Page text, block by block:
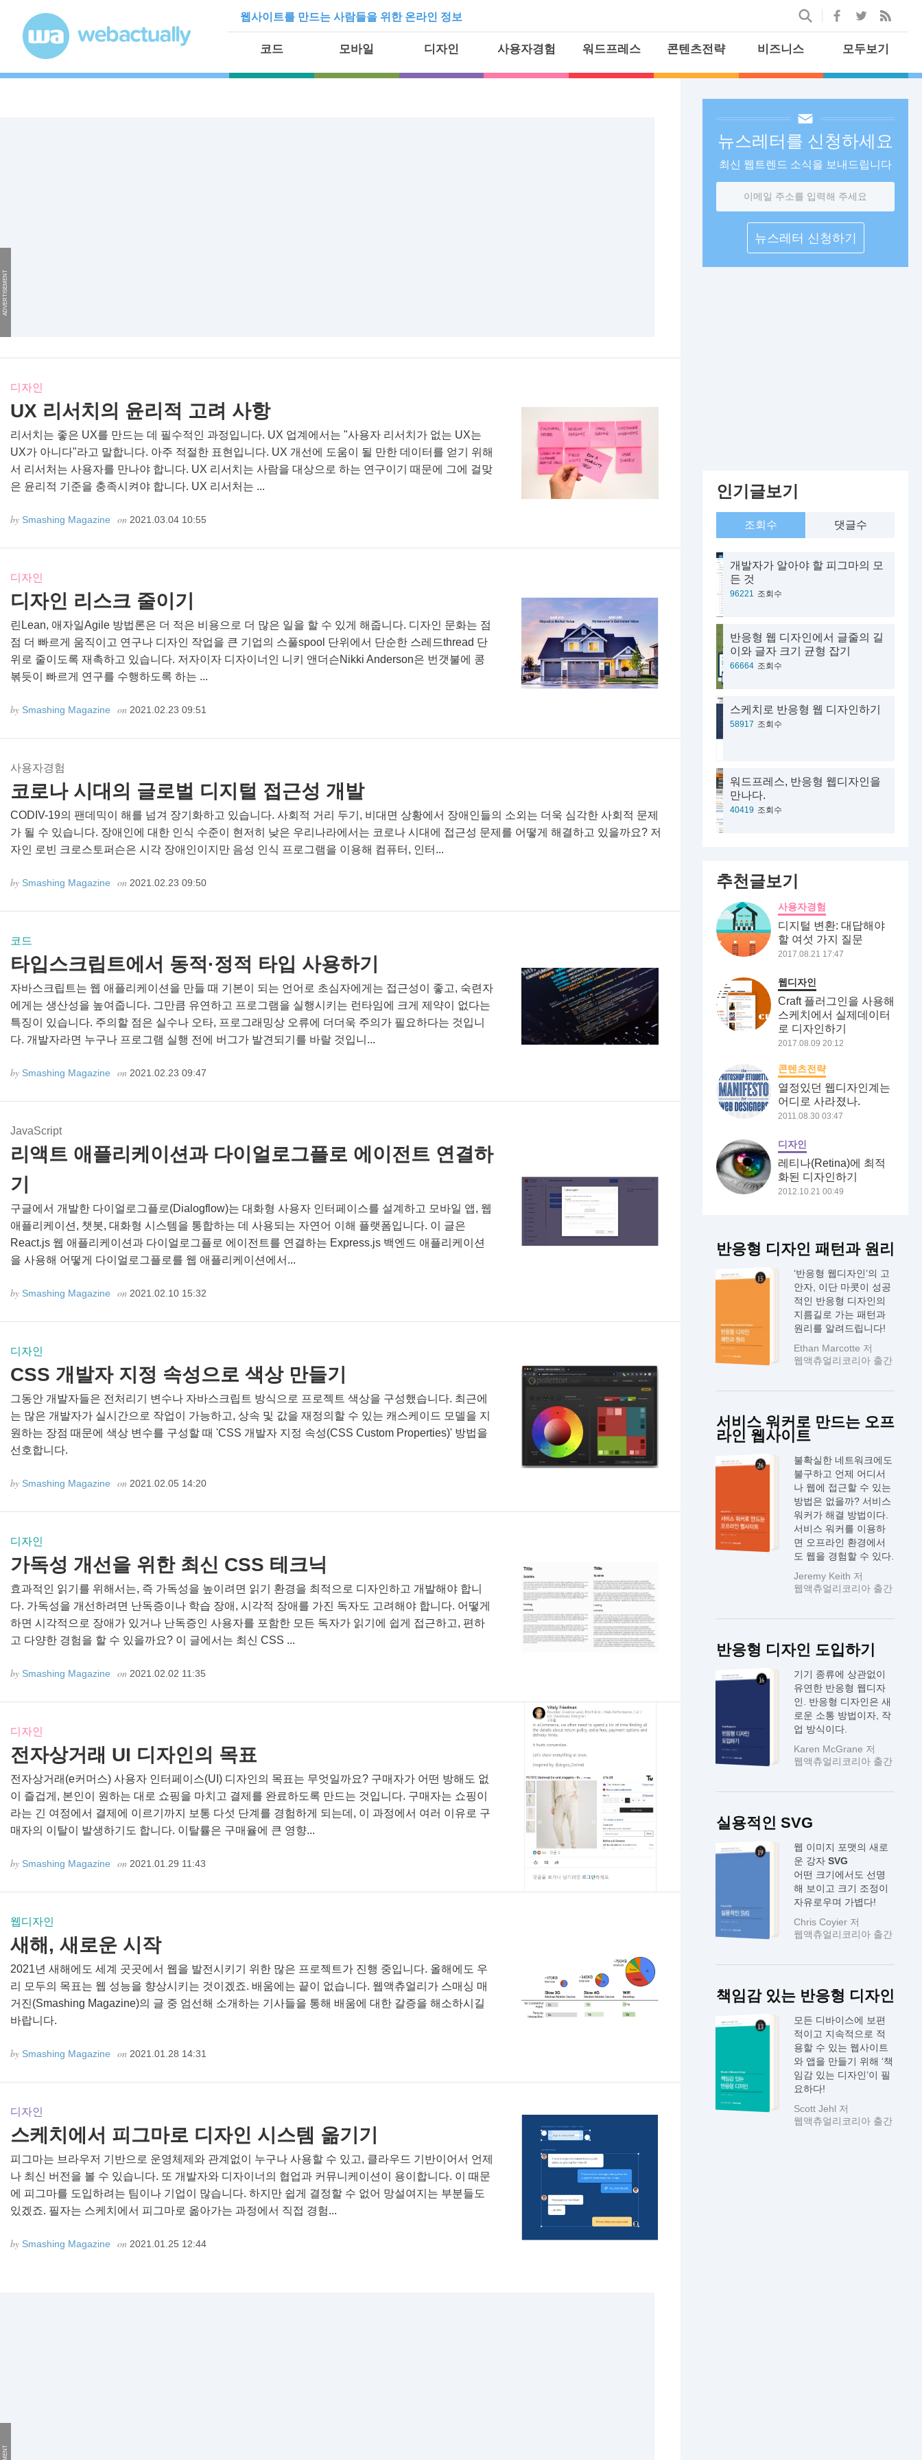
웹사이트를 만드는 사람들을 위한 온라인 정보
코드 모바일 디자인 사용자경험 워드프레스 콘텐츠전략 비즈니스 모두보기
ADVERTISEMENT
디자인
UX 리서치의 윤리적 고려 사항
리서치는 좋은 UX를 만드는 데 필수적인 과정입니다. UX 업계에서는 "사용자 리서치가 없는 UX는
UX가 아니다"라고 말합니다. 아주 적절한 표현입니다. UX 개선에 도움이 될 만한 데이터를 얻기 위해
서 리서처는 사용자를 만나야 합니다. UX 리서치는 사람을 대상으로 하는 연구이기 때문에 그에 걸맞
은 윤리적 기준을 충족시켜야 합니다. UX 리서처는 ...
by Smashing Magazine on 2021.03.04 10:55
디자인
디자인 리스크 줄이기
린Lean, 애자일Agile 방법론은 더 적은 비용으로 더 많은 일을 할 수 있게 해줍니다. 디자인 문화는 점
점 더 빠르게 움직이고 연구나 디자인 작업을 큰 기업의 스풀spool 단위에서 단순한 스레드thread 단
위로 줄이도록 재촉하고 있습니다. 저자이자 디자이너인 니키 앤더슨Nikki Anderson은 번갯불에 콩
볶듯이 빠르게 연구를 수행하도록 하는 ...
by Smashing Magazine on 2021.02.23 09:51
사용자경험
코로나 시대의 글로벌 디지털 접근성 개발
CODIV-19의 팬데믹이 해를 넘겨 장기화하고 있습니다. 사회적 거리 두기, 비대면 상황에서 장애인들의 소외는 더욱 심각한 사회적 문제
가 될 수 있습니다. 장애인에 대한 인식 수준이 현저히 낮은 우리나라에서는 코로나 시대에 접근성 문제를 어떻게 해결하고 있을까요? 저
자인 로빈 크로스토퍼슨은 시각 장애인이지만 음성 인식 프로그램을 이용해 컴퓨터, 인터...
by Smashing Magazine on 2021.02.23 09:50
코드
타입스크립트에서 동적·정적 타입 사용하기
자바스크립트는 웹 애플리케이션을 만들 때 기본이 되는 언어로 초심자에게는 접근성이 좋고, 숙련자
에게는 생산성을 높여줍니다. 그만큼 유연하고 프로그램을 실행시키는 런타임에 크게 제약이 없다는
특징이 있습니다. 주의할 점은 실수나 오타, 프로그래밍상 오류에 더더욱 주의가 필요하다는 것입니
다. 개발자라면 누구나 프로그램 실행 전에 버그가 발견되기를 바랄 것입니...
by Smashing Magazine on 2021.02.23 09:47
JavaScript
리액트 애플리케이션과 다이얼로그플로 에이전트 연결하
기
구글에서 개발한 다이얼로그플로(Dialogflow)는 대화형 사용자 인터페이스를 설계하고 모바일 앱, 웹
애플리케이션, 챗봇, 대화형 시스템을 통합하는 데 사용되는 자연어 이해 플랫폼입니다. 이 글은
React.js 웹 애플리케이션과 다이얼로그플로 에이전트를 연결하는 Express.js 백엔드 애플리케이션
을 사용해 어떻게 다이얼로그플로를 웹 애플리케이션에서...
by Smashing Magazine on 2021.02.10 15:32
디자인
CSS 개발자 지정 속성으로 색상 만들기
그동안 개발자들은 전처리기 변수나 자바스크립트 방식으로 프로젝트 색상을 구성했습니다. 최근에
는 많은 개발자가 실시간으로 작업이 가능하고, 상속 및 값을 재정의할 수 있는 캐스케이드 모델을 지
원하는 장점 때문에 색상 변수를 구성할 때 'CSS 개발자 지정 속성(CSS Custom Properties)' 방법을
선호합니다.
by Smashing Magazine on 2021.02.05 14:20
디자인
가독성 개선을 위한 최신 CSS 테크닉
효과적인 읽기를 위해서는, 즉 가독성을 높이려면 읽기 환경을 최적으로 디자인하고 개발해야 합니
다. 가독성을 개선하려면 난독증이나 학습 장애, 시각적 장애를 가진 독자도 고려해야 합니다. 어떻게
하면 시각적으로 장애가 있거나 난독증인 사용자를 포함한 모든 독자가 읽기에 쉽게 접근하고, 편하
고 다양한 경험을 할 수 있을까요? 이 글에서는 최신 CSS ...
by Smashing Magazine on 2021.02.02 11:35
디자인
전자상거래 UI 디자인의 목표
전자상거래(e커머스) 사용자 인터페이스(UI) 디자인의 목표는 무엇일까요? 구매자가 어떤 방해도 없
이 즐겁게, 본인이 원하는 대로 쇼핑을 마치고 결제를 완료하도록 만드는 것입니다. 구매자는 쇼핑이
라는 긴 여정에서 결제에 이르기까지 보통 다섯 단계를 경험하게 되는데, 이 과정에서 여러 이유로 구
매자의 이탈이 발생하기도 합니다. 이탈률은 구매율에 큰 영향...
by Smashing Magazine on 2021.01.29 11:43
웹디자인
새해, 새로운 시작
2021년 새해에도 세계 곳곳에서 웹을 발전시키기 위한 많은 프로젝트가 진행 중입니다. 올해에도 우
리 모두의 목표는 웹 성능을 향상시키는 것이겠죠. 배움에는 끝이 없습니다. 웹액츄얼리가 스매싱 매
거진(Smashing Magazine)의 글 중 엄선해 소개하는 기사들을 통해 배움에 대한 갈증을 해소하시길
바랍니다.
by Smashing Magazine on 2021.01.28 14:31
디자인
스케치에서 피그마로 디자인 시스템 옮기기
피그마는 브라우저 기반으로 운영체제와 관계없이 누구나 사용할 수 있고, 클라우드 기반이어서 언제
나 최신 버전을 볼 수 있습니다. 또 개발자와 디자이너의 협업과 커뮤니케이션이 용이합니다. 이 때문
에 피그마를 도입하려는 팀이나 기업이 많습니다. 하지만 쉽게 결정할 수 없어 망설여지는 부분들도
있겠죠. 필자는 스케치에서 피그마로 옮아가는 과정에서 직접 경험...
by Smashing Magazine on 2021.01.25 12:44
뉴스레터를 신청하세요
최신 웹트렌드 소식을 보내드립니다
일
인기글보기
조회수 댓글수
개발자가 알아야 할 피그마의 모
든 것
96221 조회수
반응형 웹 디자인에서 글줄의 길
이와 글자 크기 균형 잡기
66664 조회수
스케치로 반응형 웹 디자인하기
58917 조회수
워드프레스, 반응형 웹디자인을
만나다.
40419 조회수
추천글보기
사용자경험
디지털 변환: 대답해야
할 여섯 가지 질문
2017.08.21 17:47
웹디자인
Craft 플러그인을 사용해
스케치에서 실제데이터
로 디자인하기
2017.08.09 20:12
콘텐츠전략
열정있던 웹디자인계는
어디로 사라졌나.
2011.08.30 03:47
디자인
레티나(Retina)에 최적
화된 디자인하기
2012.10.21 00:49
반응형 디자인 패턴과 원리
‘반응형 웹디자인’의 고
안자, 이단 마콧이 성공
적인 반응형 디자인의
지름길로 가는 패턴과
원리를 알려드립니다!
Ethan Marcotte 저
웹액츄얼리코리아 출간
서비스 워커로 만드는 오프
라인 웹사이트
불확실한 네트워크에도
불구하고 언제 어디서
나 웹에 접근할 수 있는
방법은 없을까? 서비스
워커가 해결 방법이다.
서비스 워커를 이용하
면 오프라인 환경에서
도 웹을 경험할 수 있다.
Jeremy Keith 저
웹액츄얼리코리아 출간
반응형 디자인 도입하기
기기 종류에 상관없이
유연한 반응형 웹디자
인. 반응형 디자인은 새
로운 소통 방법이자, 작
업 방식이다.
Karen McGrane 저
웹액츄얼리코리아 출간
실용적인 SVG
웹 이미지 포맷의 새로
운 강자 SVG
어떤 크기에서도 선명
해 보이고 크기 조정이
자유로우며 가볍다!
Chris Coyier 저
웹액츄얼리코리아 출간
책임감 있는 반응형 디자인
모든 디바이스에 보편
적이고 지속적으로 적
용할 수 있는 웹사이트
와 앱을 만들기 위해 ‘책
임감 있는 디자인’이 필
요하다!
Scott Jehl 저
웹액츄얼리코리아 출간